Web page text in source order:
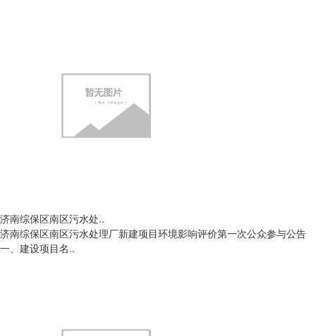
济南综保区南区污水处..
济南综保区南区污水处理厂新建项目环境影响评价第一次公众参与公告
一、建设项目名..